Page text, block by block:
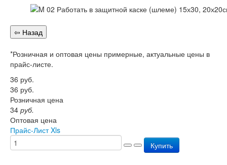
Публичная оферта
Сертификаты
Контакты
Перезарядка ОП
Перезарядка ОВП
Доставка
Гарантии
*Розничная и оптовая цены примерные, актуальные цены в
прайс-листе.
36 руб.
36 руб.
Розничная цена
34 руб.
Оптовая цена
Прайс-Лист Xls
Купить